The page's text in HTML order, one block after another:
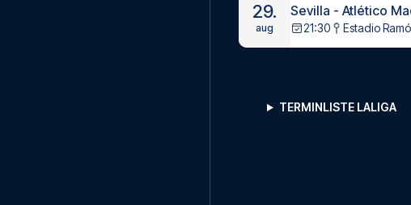
29.
aug
Sevilla - Atlético
21:30 Estadio
TERMINLISTE LALIGA